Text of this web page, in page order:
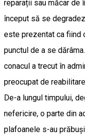
reparații sau măcar de
început să se
este prezentat ca fiind
punctul de a se
conacul a trecut în
preocupat de
De-a lungul timpului,
nefericire, o parte din
plafoanele s-au